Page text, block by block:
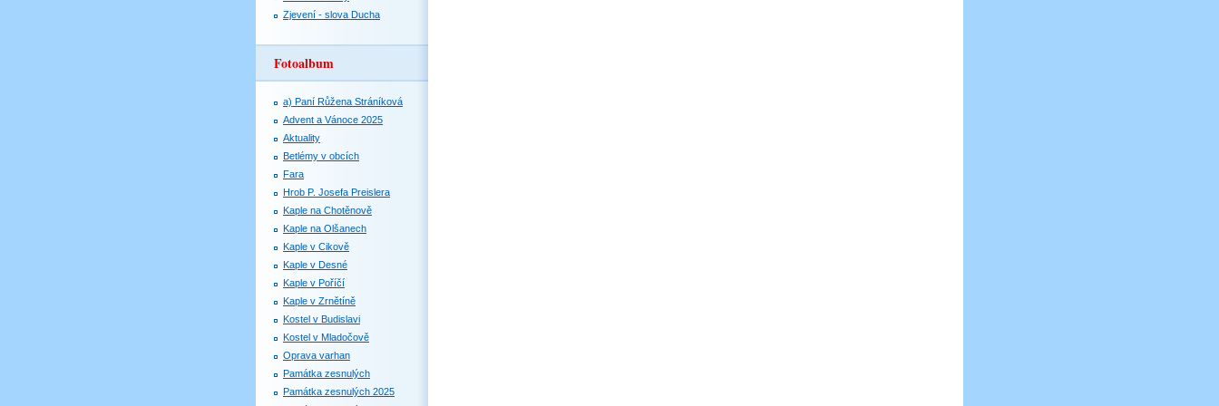
Zjevení - slova Ducha
Fotoalbum
a) Paní Růžena Stráníková
Advent a Vánoce 2025
Aktuality
Betlémy v obcích
Fara
Hrob P. Josefa Preislera
Kaple na Chotěnově
Kaple na Olšanech
Kaple v Cikově
Kaple v Desné
Kaple v Poříčí
Kaple v Zrnětíně
Kostel v Budislavi
Kostel v Mladočově
Oprava varhan
Památka zesnulých
Památka zesnulých 2025